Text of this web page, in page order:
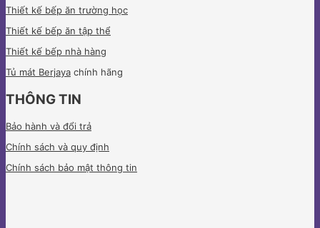
Thiết kế bếp ăn trường học
Thiết kế bếp ăn tập thể
Thiết kế bếp nhà hàng
Tủ mát Berjaya chính hãng
THÔNG TIN
Bảo hành và đổi trả
Chính sách và quy định
Chính sách bảo mật thông tin